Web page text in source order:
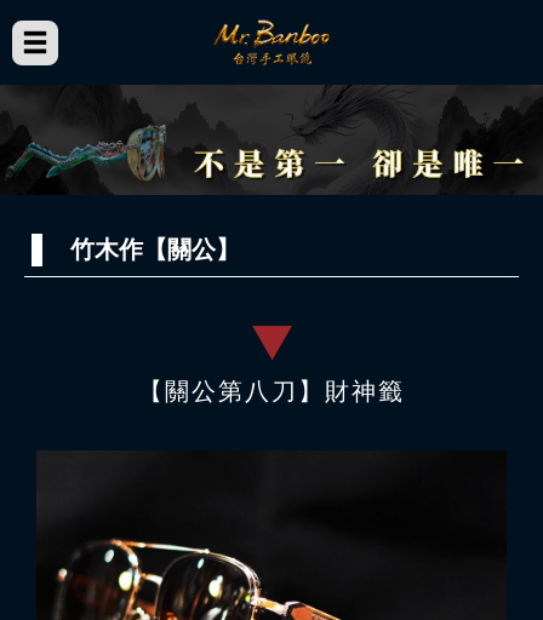
竹木作【關公】
【關公第八刀】財神籤